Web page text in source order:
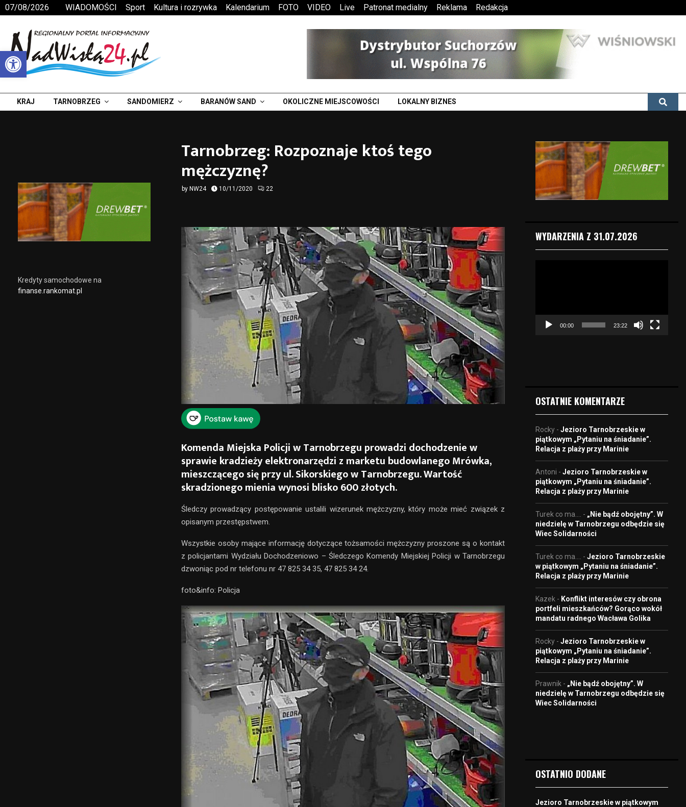
Otwórz pasek narzędzi
07/08/2026 WIADOMOŚCI Sport Kultura i rozrywka Kalendarium FOTO VIDEO Live Patronat medialny Reklama Redakcja
KRAJ TARNOBRZEG SANDOMIERZ BARANÓW SAND OKOLICZNE MIEJSCOWOŚCI LOKALNY BIZNES
Tarnobrzeg: Rozpoznaje ktoś tego
mężczyznę?
by NW24 10/11/2020 22
Komenda Miejska Policji w Tarnobrzegu prowadzi dochodzenie w
sprawie kradzieży elektronarzędzi z marketu budowlanego Mrówka,
mieszczącego się przy ul. Sikorskiego w Tarnobrzegu. Wartość
skradzionego mienia wynosi blisko 600 złotych.
Śledczy prowadzący postępowanie ustalili wizerunek mężczyzny, który może mieć związek z
opisanym przestępstwem.
Wszystkie osoby mające informację dotyczące tożsamości mężczyzny proszone są o kontakt
z policjantami Wydziału Dochodzeniowo – Śledczego Komendy Miejskiej Policji w Tarnobrzegu
dzwoniąc pod nr telefonu nr 47 825 34 35, 47 825 34 24.
foto&info: Policja
Kredyty samochodowe na
finanse.rankomat.pl
WYDARZENIA Z 31.07.2026
e
o
00:00 23:22
OSTATNIE KOMENTARZE
Rocky - Jezioro Tarnobrzeskie w
piątkowym „Pytaniu na śniadanie”.
Relacja z plaży przy Marinie
Antoni - Jezioro Tarnobrzeskie w
piątkowym „Pytaniu na śniadanie”.
Relacja z plaży przy Marinie
Turek co ma.... - „Nie bądź obojętny”. W
niedzielę w Tarnobrzegu odbędzie się
Wiec Solidarności
Turek co ma.... - Jezioro Tarnobrzeskie
w piątkowym „Pytaniu na śniadanie”.
Relacja z plaży przy Marinie
Kazek - Konflikt interesów czy obrona
portfeli mieszkańców? Gorąco wokół
mandatu radnego Wacława Golika
Rocky - Jezioro Tarnobrzeskie w
piątkowym „Pytaniu na śniadanie”.
Relacja z plaży przy Marinie
Prawnik - „Nie bądź obojętny”. W
niedzielę w Tarnobrzegu odbędzie się
Wiec Solidarności
OSTATNIO DODANE
Jezioro Tarnobrzeskie w piątkowym